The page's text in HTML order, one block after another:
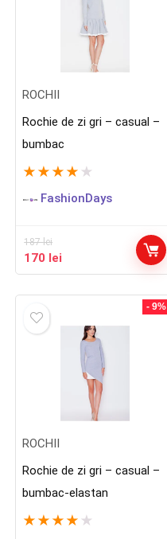
ROCHII
Rochie de zi gri – casual –
bumbac
★ ★ ★ ★ ★
FashionDays
187lei
Prețul
inițial
187 lei.
170 lei
curent
- 9%
ROCHII
Rochie de zi gri – casual –
bumbac-elastan
★ ★ ★ ★ ★